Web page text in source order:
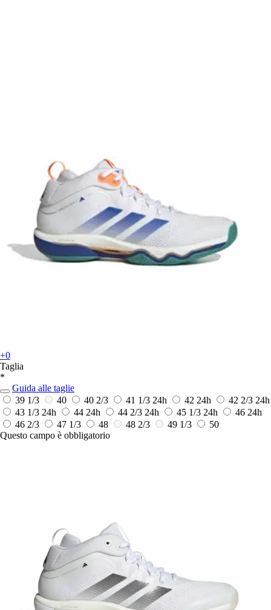
+0
Taglia
*
Guida alle taglie
39 1/3
40 40 2/3 41 1/3 24h 42 24h 42 2/3 24h
43 1/3 24h 44 24h 44 2/3 24h 45 1/3 24h 46 24h
46 2/3
47 1/3 48 48 2/3 49 1/3
50
Questo campo è obbligatorio